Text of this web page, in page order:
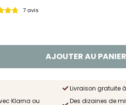
7 avis
AJOUTER AU PANIER
Livraison gratuite
Klarna ou
Des dizaines de